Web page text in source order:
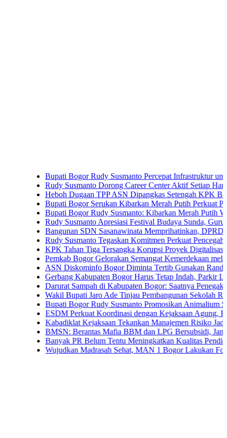
Bupati Bogor Rudy Susmanto Percepat Infrastruktur untuk
Rudy Susmanto Dorong Career Center Aktif Setiap Hari Perluas
Heboh Dugaan TPP ASN Dipangkas Setengah KPK Bidik
Bupati Bogor Serukan Kibarkan Merah Putih Perkuat Persatuan
Bupati Bogor Rudy Susmanto: Kibarkan Merah Putih Wujud
Rudy Susmanto Apresiasi Festival Budaya Sunda, Guru PAUD
Bangunan SDN Sasanawinata Memprihatinkan, DPRD Bogor
Rudy Susmanto Tegaskan Komitmen Perkuat Pencegahan
KPK Tahan Tiga Tersangka Korupsi Proyek Digitalisasi SPBU
Pemkab Bogor Gelorakan Semangat Kemerdekaan melalui
ASN Diskominfo Bogor Diminta Tertib Gunakan Randis
Gerbang Kabupaten Bogor Harus Tetap Indah, Parkir Liar dan
Darurat Sampah di Kabupaten Bogor: Saatnya Penegakan
Wakil Bupati Jaro Ade Tinjau Pembangunan Sekolah Rakyat di
Bupati Bogor Rudy Susmanto Promosikan Animalium Sebagai
ESDM Perkuat Koordinasi dengan Kejaksaan Agung, Fokus
Kabadiklat Kejaksaan Tekankan Manajemen Risiko Jadi Budaya
BMSN: Berantas Mafia BBM dan LPG Bersubsidi, Jangan
Banyak PR Belum Tentu Meningkatkan Kualitas Pendidikan
Wujudkan Madrasah Sehat, MAN 1 Bogor Lakukan Fogging